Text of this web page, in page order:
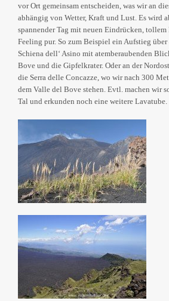
vor Ort gemeinsam entscheiden, was wir an
abhängig von Wetter, Kraft und Lust. Es wird
spannender Tag mit neuen Eindrücken, tollem
Feeling pur. So zum Beispiel ein Aufstieg
Schiena dell‘ Asino mit atemberaubenden
Bove und die Gipfelkrater. Oder an der
die Serra delle Concazze, wo wir nach 300
dem Valle del Bove stehen. Evtl. machen wir
Tal und erkunden noch eine weitere Lavatube.